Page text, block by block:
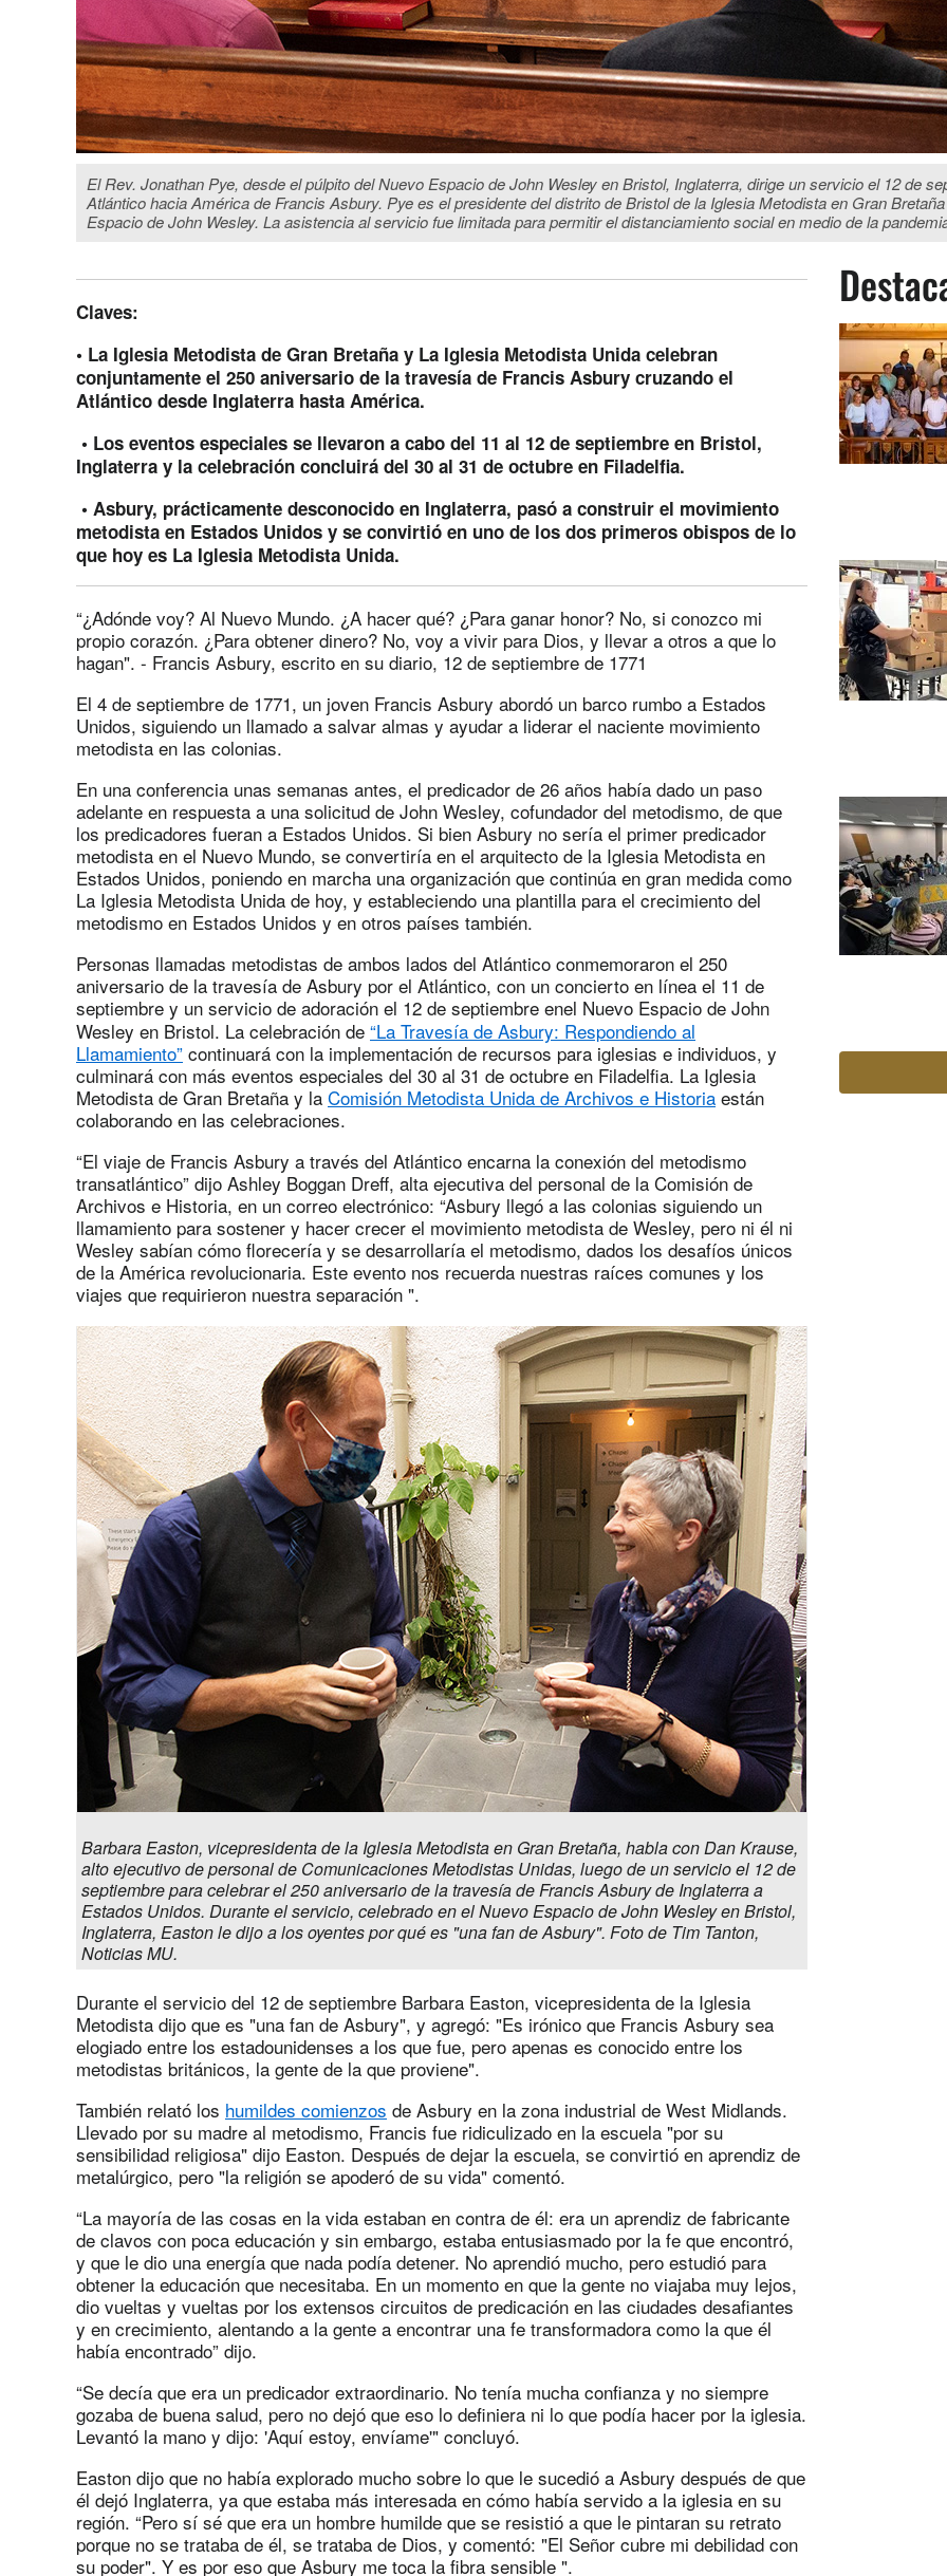
El Rev. Jonathan Pye, desde el púlpito del Nuevo Espacio de John Wesley en Bristol, Inglaterra, dirige un servicio el 12 de
Atlántico hacia América de Francis Asbury. Pye es el presidente del distrito de Bristol de la Iglesia Metodista en Gran
Espacio de John Wesley. La asistencia al servicio fue limitada para permitir el distanciamiento social en medio de la
Claves:
• La Iglesia Metodista de Gran Bretaña y La Iglesia Metodista Unida celebran
conjuntamente el 250 aniversario de la travesía de Francis Asbury cruzando el
Atlántico desde Inglaterra hasta América.
• Los eventos especiales se llevaron a cabo del 11 al 12 de septiembre en Bristol,
Inglaterra y la celebración concluirá del 30 al 31 de octubre en Filadelfia.
• Asbury, prácticamente desconocido en Inglaterra, pasó a construir el movimiento
metodista en Estados Unidos y se convirtió en uno de los dos primeros obispos de lo
que hoy es La Iglesia Metodista Unida.
“¿Adónde voy? Al Nuevo Mundo. ¿A hacer qué? ¿Para ganar honor? No, si conozco mi
propio corazón. ¿Para obtener dinero? No, voy a vivir para Dios, y llevar a otros a que lo
hagan". - Francis Asbury, escrito en su diario, 12 de septiembre de 1771
El 4 de septiembre de 1771, un joven Francis Asbury abordó un barco rumbo a Estados
Unidos, siguiendo un llamado a salvar almas y ayudar a liderar el naciente movimiento
metodista en las colonias.
En una conferencia unas semanas antes, el predicador de 26 años había dado un paso
adelante en respuesta a una solicitud de John Wesley, cofundador del metodismo, de que
los predicadores fueran a Estados Unidos. Si bien Asbury no sería el primer predicador
metodista en el Nuevo Mundo, se convertiría en el arquitecto de la Iglesia Metodista en
Estados Unidos, poniendo en marcha una organización que continúa en gran medida como
La Iglesia Metodista Unida de hoy, y estableciendo una plantilla para el crecimiento del
metodismo en Estados Unidos y en otros países también.
Personas llamadas metodistas de ambos lados del Atlántico conmemoraron el 250
aniversario de la travesía de Asbury por el Atlántico, con un concierto en línea el 11 de
septiembre y un servicio de adoración el 12 de septiembre enel Nuevo Espacio de John
Wesley en Bristol. La celebración de “La Travesía de Asbury: Respondiendo al
Llamamiento” continuará con la implementación de recursos para iglesias e individuos, y
culminará con más eventos especiales del 30 al 31 de octubre en Filadelfia. La Iglesia
Metodista de Gran Bretaña y la Comisión Metodista Unida de Archivos e Historia están
colaborando en las celebraciones.
“El viaje de Francis Asbury a través del Atlántico encarna la conexión del metodismo
transatlántico” dijo Ashley Boggan Dreff, alta ejecutiva del personal de la Comisión de
Archivos e Historia, en un correo electrónico: “Asbury llegó a las colonias siguiendo un
llamamiento para sostener y hacer crecer el movimiento metodista de Wesley, pero ni él ni
Wesley sabían cómo florecería y se desarrollaría el metodismo, dados los desafíos únicos
de la América revolucionaria. Este evento nos recuerda nuestras raíces comunes y los
viajes que requirieron nuestra separación ".
Barbara Easton, vicepresidenta de la Iglesia Metodista en Gran Bretaña, habla con Dan Krause,
alto ejecutivo de personal de Comunicaciones Metodistas Unidas, luego de un servicio el 12 de
septiembre para celebrar el 250 aniversario de la travesía de Francis Asbury de Inglaterra a
Estados Unidos. Durante el servicio, celebrado en el Nuevo Espacio de John Wesley en Bristol,
Inglaterra, Easton le dijo a los oyentes por qué es "una fan de Asbury". Foto de Tim Tanton,
Noticias MU.
Durante el servicio del 12 de septiembre Barbara Easton, vicepresidenta de la Iglesia
Metodista dijo que es "una fan de Asbury", y agregó: "Es irónico que Francis Asbury sea
elogiado entre los estadounidenses a los que fue, pero apenas es conocido entre los
metodistas británicos, la gente de la que proviene".
También relató los humildes comienzos de Asbury en la zona industrial de West Midlands.
Llevado por su madre al metodismo, Francis fue ridiculizado en la escuela "por su
sensibilidad religiosa" dijo Easton. Después de dejar la escuela, se convirtió en aprendiz de
metalúrgico, pero "la religión se apoderó de su vida" comentó.
“La mayoría de las cosas en la vida estaban en contra de él: era un aprendiz de fabricante
de clavos con poca educación y sin embargo, estaba entusiasmado por la fe que encontró,
y que le dio una energía que nada podía detener. No aprendió mucho, pero estudió para
obtener la educación que necesitaba. En un momento en que la gente no viajaba muy lejos,
dio vueltas y vueltas por los extensos circuitos de predicación en las ciudades desafiantes
y en crecimiento, alentando a la gente a encontrar una fe transformadora como la que él
había encontrado” dijo.
“Se decía que era un predicador extraordinario. No tenía mucha confianza y no siempre
gozaba de buena salud, pero no dejó que eso lo definiera ni lo que podía hacer por la iglesia.
Levantó la mano y dijo: 'Aquí estoy, envíame'" concluyó.
Easton dijo que no había explorado mucho sobre lo que le sucedió a Asbury después de que
él dejó Inglaterra, ya que estaba más interesada en cómo había servido a la iglesia en su
región. “Pero sí sé que era un hombre humilde que se resistió a que le pintaran su retrato
porque no se trataba de él, se trataba de Dios, y comentó: "El Señor cubre mi debilidad con
su poder". Y es por eso que Asbury me toca la fibra sensible ".